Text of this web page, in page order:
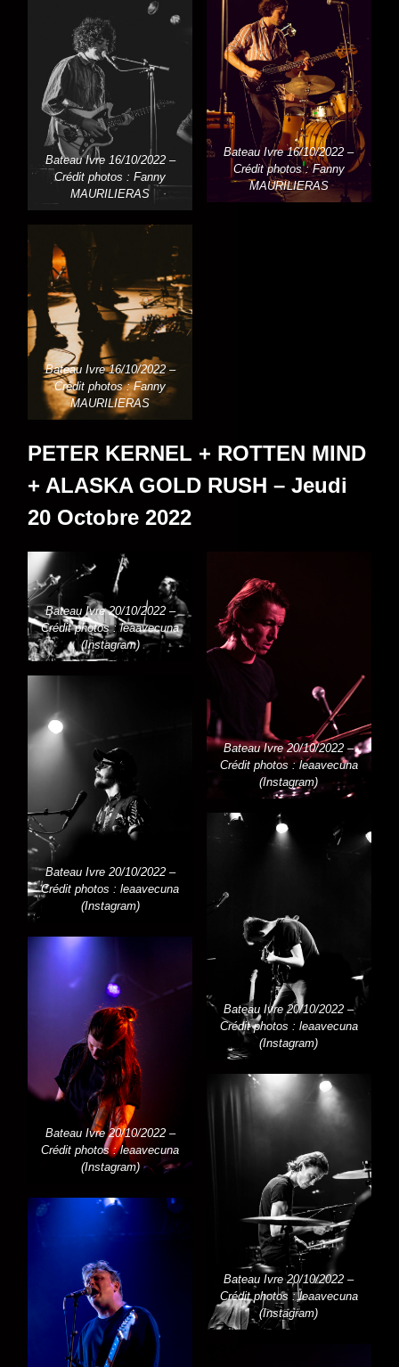
Bateau Ivre 16/10/2022 –
Crédit photos : Fanny
MAURILIERAS
Bateau Ivre 16/10/2022 –
Crédit photos : Fanny
MAURILIERAS
Bateau Ivre 16/10/2022 –
Crédit photos : Fanny
MAURILIERAS
PETER KERNEL + ROTTEN MIND
+ ALASKA GOLD RUSH – Jeudi
20 Octobre 2022
Bateau Ivre 20/10/2022 –
Crédit photos : leaavecuna
(Instagram)
Bateau Ivre 20/10/2022 –
Crédit photos : leaavecuna
(Instagram)
Bateau Ivre 20/10/2022 –
Crédit photos : leaavecuna
(Instagram)
Bateau Ivre 20/10/2022 –
Crédit photos : leaavecuna
(Instagram)
Bateau Ivre 20/10/2022 –
Crédit photos : leaavecuna
(Instagram)
Bateau Ivre 20/10/2022 –
Crédit photos : leaavecuna
(Instagram)